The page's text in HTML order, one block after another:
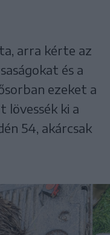
arra kérte az
és a
ezeket a
lövessék ki a
54, akárcsak